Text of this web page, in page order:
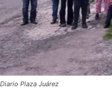
Diario Plaza Juárez